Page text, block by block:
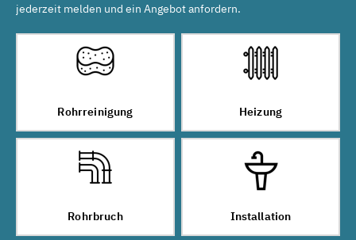
jederzeit melden und ein Angebot anfordern.
Rohrreinigung Heizung
Rohrbruch Installation